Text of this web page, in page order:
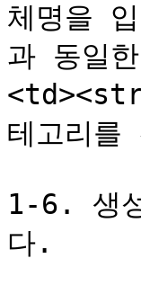
체명을
과 동일
테고리
1-6. 생
다.